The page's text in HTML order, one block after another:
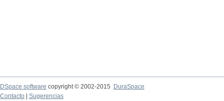
DSpace software copyright © 2002-2015
DuraSpace
Contacto
Sugerencias